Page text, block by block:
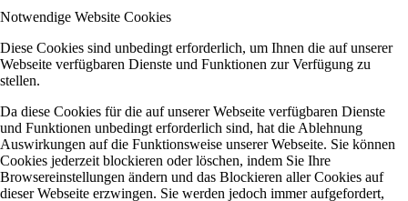
Notwendige Website Cookies
Diese Cookies sind unbedingt erforderlich, um Ihnen die auf unserer
Webseite verfügbaren Dienste und Funktionen zur Verfügung zu
stellen.
Da diese Cookies für die auf unserer Webseite verfügbaren Dienste
und Funktionen unbedingt erforderlich sind, hat die Ablehnung
Auswirkungen auf die Funktionsweise unserer Webseite. Sie können
Cookies jederzeit blockieren oder löschen, indem Sie Ihre
Browsereinstellungen ändern und das Blockieren aller Cookies auf
dieser Webseite erzwingen. Sie werden jedoch immer aufgefordert,